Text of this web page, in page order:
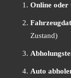
Online oder
Zustand)
Auto